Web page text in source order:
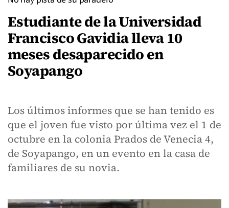
Estudiante de la Universidad
Francisco Gavidia lleva 10
meses desaparecido en
Soyapango
Los últimos informes que se han tenido es
que el joven fue visto por última vez el 1 de
octubre en la colonia Prados de Venecia 4,
de Soyapango, en un evento en la casa de
familiares de su novia.